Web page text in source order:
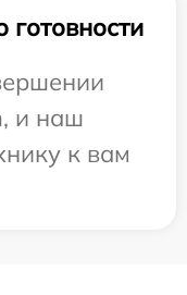
и наш
к вам